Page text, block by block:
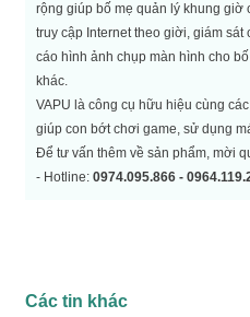
rộng giúp bố mẹ quản lý khung giờ
truy cập Internet theo giời, giám
cáo hình ảnh chụp màn hình cho
khác.
VAPU là công cụ hữu hiệu cùng
giúp con bớt chơi game, sử dụng
Để tư vấn thêm về sản phẩm, mời
- Hotline: 0974.095.866 -
Các tin khác